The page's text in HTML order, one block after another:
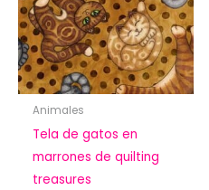
Animales
Tela de gatos en
marrones de quilting
treasures